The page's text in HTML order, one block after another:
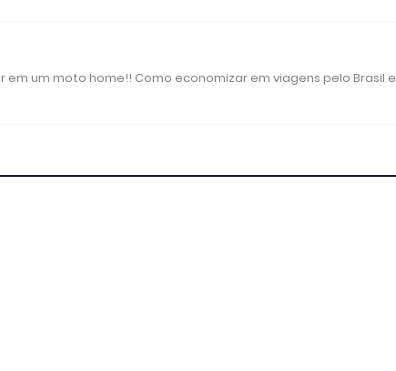
um moto home!! Como economizar em viagens pelo Brasil e